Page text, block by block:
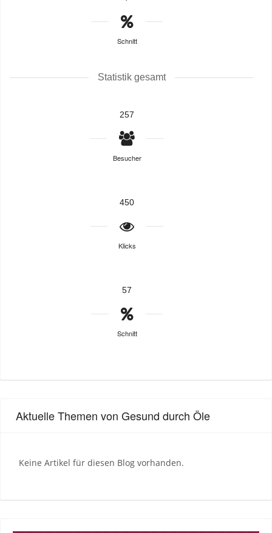
Schnitt
Statistik gesamt
257
Besucher
450
Klicks
57
Schnitt
Aktuelle Themen von Gesund durch Öle
Keine Artikel für diesen Blog vorhanden.